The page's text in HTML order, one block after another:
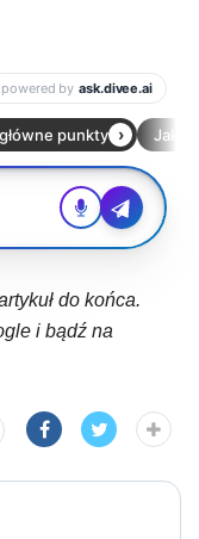
do końca.
i bądź na